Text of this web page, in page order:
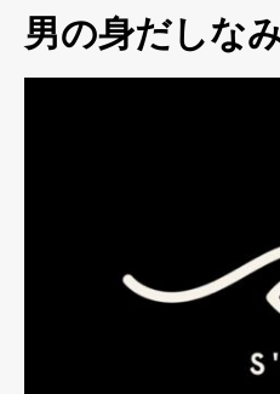
男の身だしな